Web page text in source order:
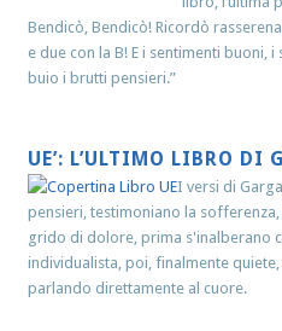
Bendicò, Bendicò! Ricordò
e due con la B! E i sentimenti buoni,
buio i brutti pensieri.”
UE’: L’ULTIMO LIBRO DI
I versi di
pensieri, testimoniano la
grido di dolore, prima s'inalberano
individualista, poi, finalmente
parlando direttamente al cuore.